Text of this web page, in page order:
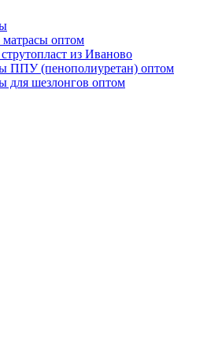
оптом
из Иваново
ППУ (пенополиуретан) оптом
для шезлонгов оптом